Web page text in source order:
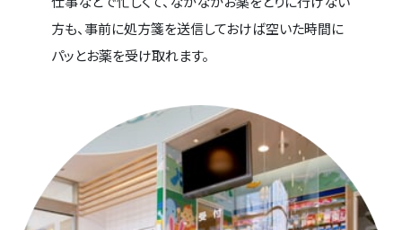
方も、事前に処方箋を送信しておけば空いた時間に
パッとお薬を受け取れます。